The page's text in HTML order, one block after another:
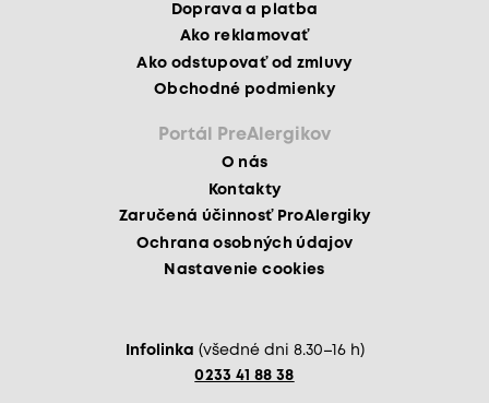
Doprava a platba
Ako reklamovať
Ako odstupovať od zmluvy
Obchodné podmienky
Portál PreAlergikov
O nás
Kontakty
Zaručená účinnosť ProAlergiky
Ochrana osobných údajov
Nastavenie cookies
Infolinka (všedné dni 8.30–16 h)
0233 41 88 38